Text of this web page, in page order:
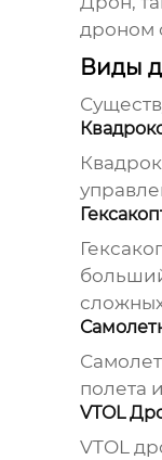
дроном
Виды
полета
VTOL
VTOL